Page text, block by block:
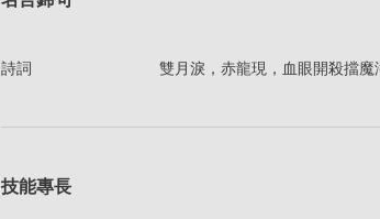
詩詞 雙月淚，赤龍現，血眼開殺擋魔
技能專長